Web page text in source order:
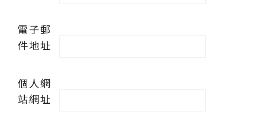
電子郵
件地址
個人網
站網址